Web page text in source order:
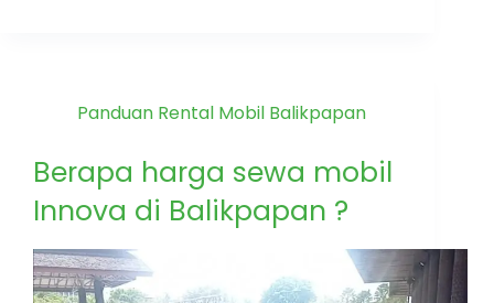
Panduan Rental Mobil Balikpapan
Berapa harga sewa mobil
Innova di Balikpapan ?